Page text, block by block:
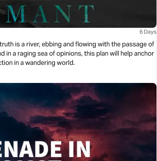
6 Days
is a river, ebbing and flowing with the passage of
a raging sea of opinions, this plan will help anchor
in a wandering world.